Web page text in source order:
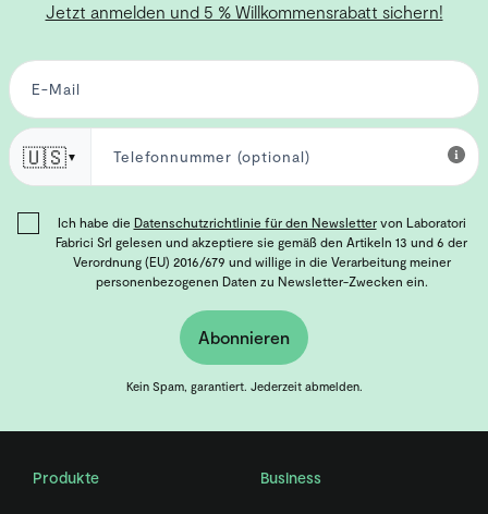
Jetzt anmelden und 5 % Willkommensrabatt sichern!
🇺🇸▼
Ich habe die Datenschutzrichtlinie für den Newslettervon Laboratori
Fabrici Srl gelesen und akzeptiere sie gemäß den Artikeln 13 und 6 der
Verordnung (EU) 2016/679 und willige in die Verarbeitung meiner
personenbezogenen Daten zu Newsletter-Zwecken ein.
Abonnieren
Kein Spam, garantiert. Jederzeit abmelden.
Produkte Business